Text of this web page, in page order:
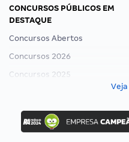
CONCURSOS PÚBLICOS EM
DESTAQUE
Concursos Abertos
Concursos 2026
Concursos 2025
Concurso Ibama
Concurso MPU